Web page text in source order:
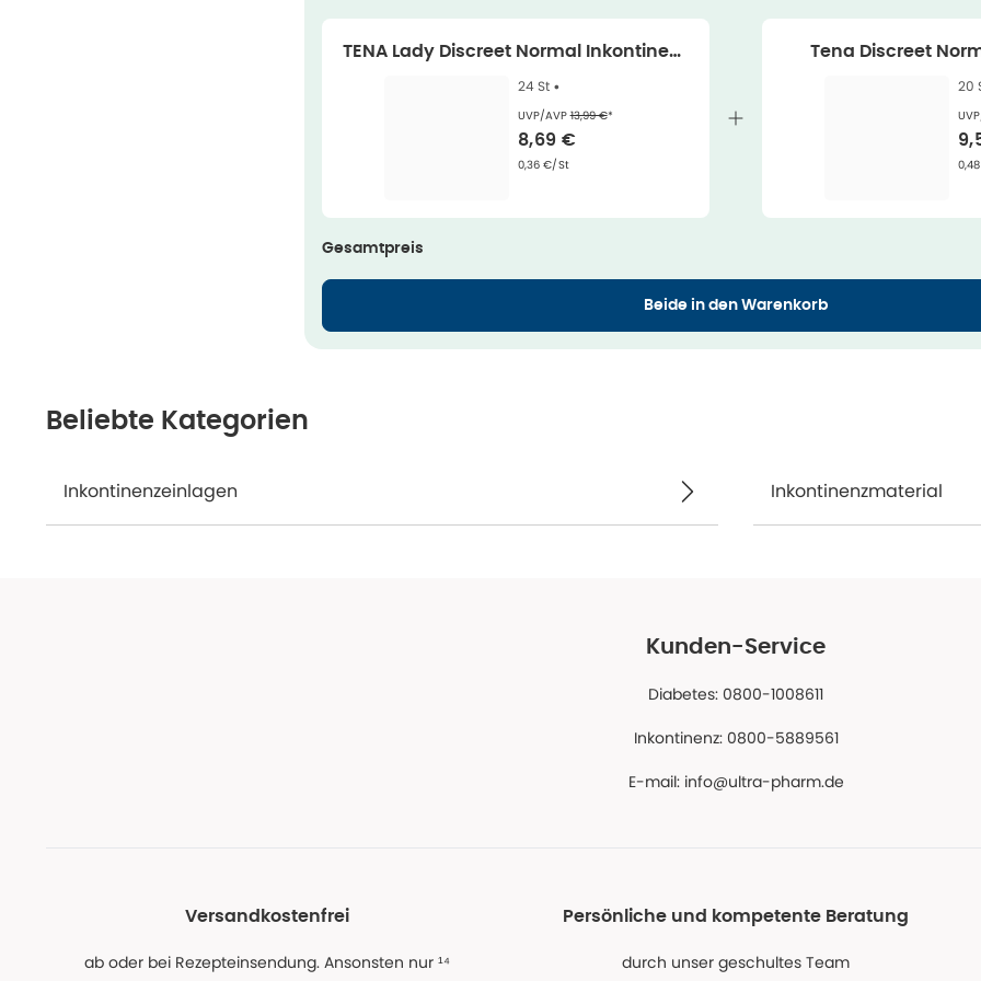
TENA Lady Discreet Normal Inkontinenz
einlagen, 24 Stück 24 St
24 St •
UVP/AVPEhemaliger Preis (U V P)
13,99 €*
Verkaufspreis
8,69 €
Grundpreis
0,36 €/St
Tena Discreet
20
Gesamtpreis
Beide in den Warenkorb
Beliebte Kategorien
Inkontinenzeinlagen Inkontinenzmaterial
Kunden-Service
Diabetes: 0800-1008611
Inkontinenz: 0800-5889561
E-mail: info@ultra-pharm.de
Versandkostenfrei
ab oder bei Rezepteinsendung. Ansonsten nur ¹⁴
Persönliche und kompetente Beratung
durch unser geschultes Team